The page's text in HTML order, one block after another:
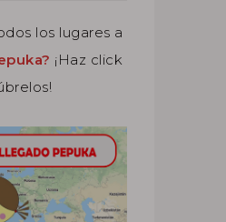
los lugares a
¡Haz click